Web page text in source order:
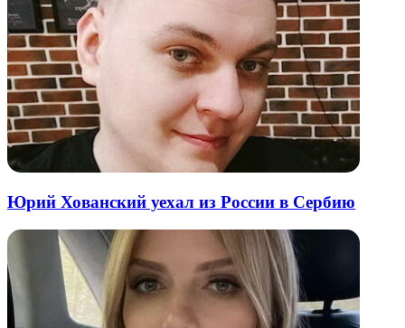
Юрий Хованский уехал из России в Сербию